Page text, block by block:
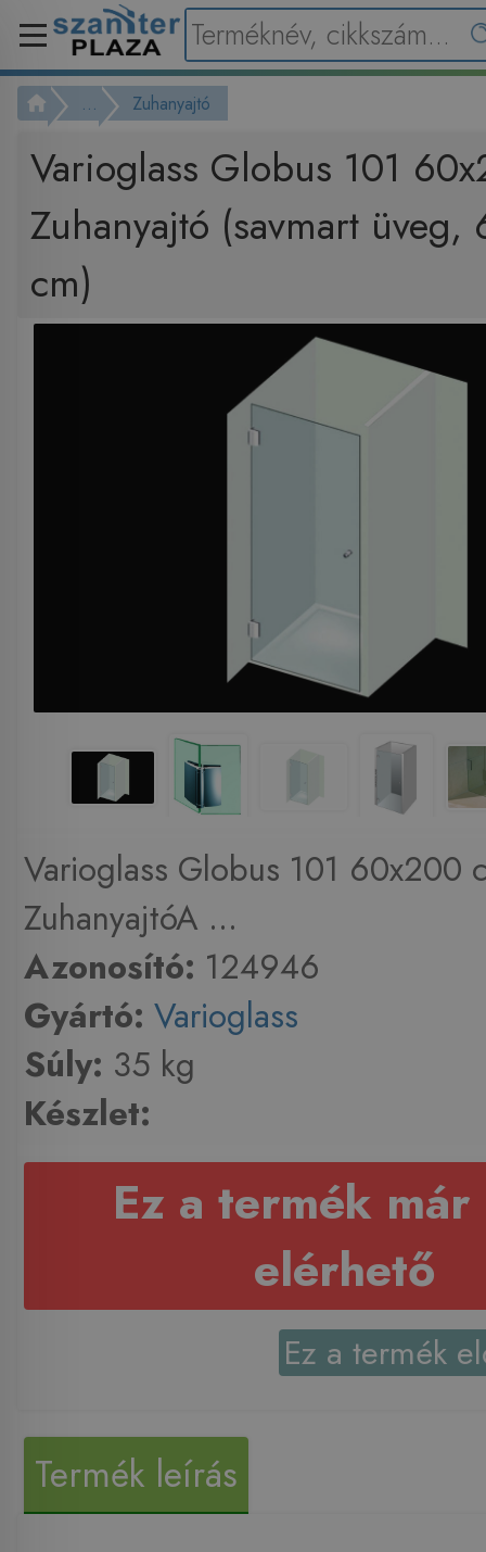
... Zuhanyajtó
Varioglass Globus 101
Zuhanyajtó (savmart üveg,
cm)
Varioglass Globus 101 60x200
ZuhanyajtóA ...
Azonosító: 124946
Gyártó: Varioglass
Súly: 35 kg
Készlet:
Ez a termék már
elérhető
Ez a termék
Termék leírás